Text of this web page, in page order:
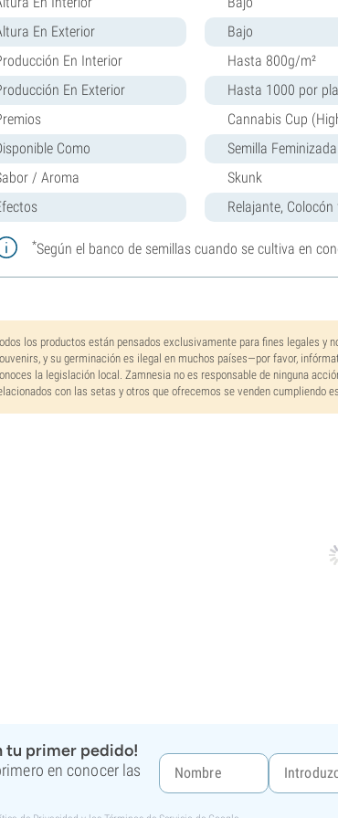
En Exterior
Bajo
En Interior
Hasta 800g/m²
En Exterior
Hasta 1000 por
Cannabis Cup
Como
Semilla Feminizada
/ Aroma
Skunk
Relajante, Colocón
*Según el banco de semillas cuando se cultiva en
los productos están pensados exclusivamente para fines legales y
y su germinación es ilegal en muchos países—por favor,
la legislación local. Zamnesia no es responsable de ninguna
con las setas y otros que ofrecemos se venden cumpliendo
tu primer pedido!
en conocer las